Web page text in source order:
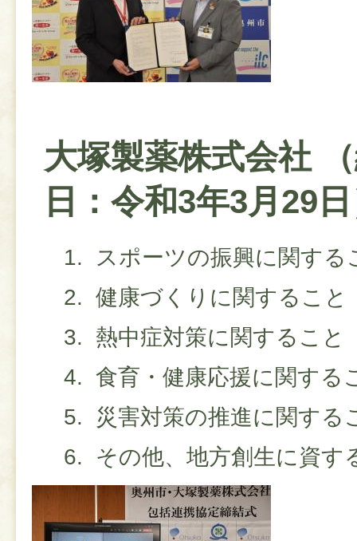
大塚製薬株式会社
日：令和3年3月29
スポーツの振興に関する
健康づくりに関すること
熱中症対策に関すること
食育・健康応援に関する
災害対策の推進に関する
その他、地方創生に資す